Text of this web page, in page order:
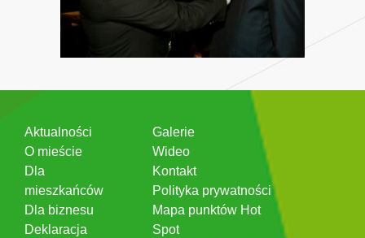
Aktualności
O mieście
Dla
mieszkańców
Dla biznesu
Deklaracja
Galerie
Wideo
Kontakt
Polityka prywatności
Mapa punktów Hot
Spot